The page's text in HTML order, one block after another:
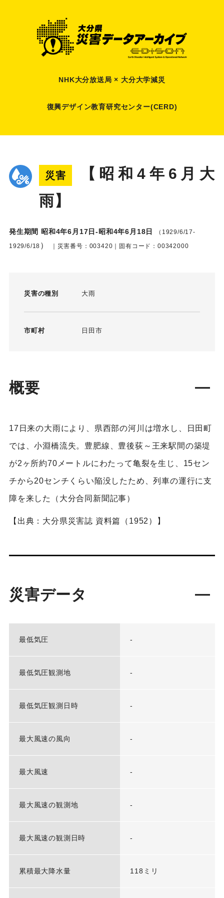
NHK大分放送局 × 大分大学減災
復興デザイン教育研究センター(CERD)
災害
【昭和4年6月大
雨】
発生期間 昭和4年6月17日-昭和4年6月18日
（1929/6/17-
1929/6/18 ） ｜災害番号：003420｜固有コード：00342000
災害の種別 大雨
市町村 日田市
概要
17日来の大雨により、県西部の河川は増水し、日田町
では、小淵橋流失。豊肥線、豊後荻～王来駅間の築堤
が2ヶ所約70メートルにわたって亀裂を生じ、15セン
チから20センチくらい陥没したため、列車の運行に支
障を来した（大分合同新聞記事）
【出典：大分県災害誌 資料篇（1952）】
災害データ
最低気圧 -
最低気圧観測地 -
最低気圧観測日時 -
最大風速の風向 -
最大風速 -
最大風速の観測地 -
最大風速の観測日時 -
累積最大降水量 118ミリ